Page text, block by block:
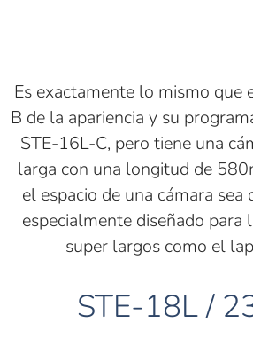
Es exactamente lo mismo que
B de la apariencia y su
STE-16L-C, pero tiene una
larga con una longitud de
el espacio de una cámara
especialmente diseñado para
super largos como el
STE-18L /